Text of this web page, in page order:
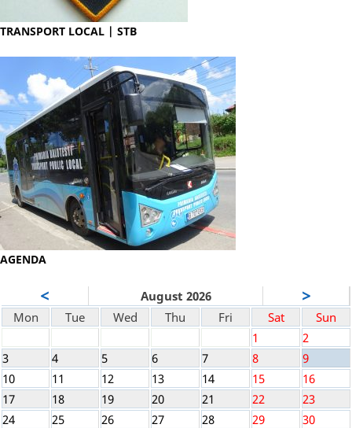
TRANSPORT LOCAL | STB
AGENDA
< August 2026 >
Mon Tue Wed Thu Fri Sat
Sun
1
2
3
4 5 6 7 8
9
10
11 12 13 14 15
16
17
18 19 20 21 22
23
24
25 26 27 28 29
30